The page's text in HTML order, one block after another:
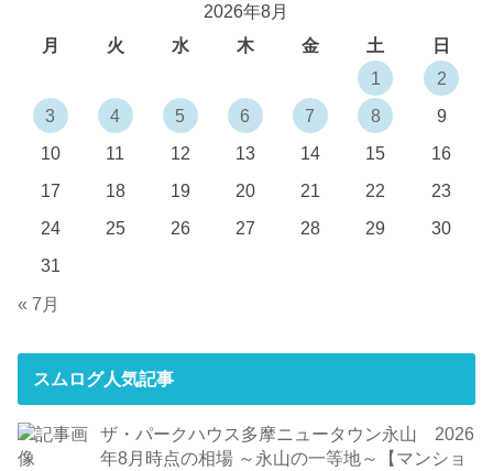
2026年8月
月
火 水 木 金 土
日
1
2
3
4 5 6 7 8
9
10
11 12 13 14 15
16
17
18 19 20 21 22
23
24
25 26 27 28 29
30
31
« 7月
スムログ人気記事
ザ・パークハウス多摩ニュータウン永山 2026
年8月時点の相場 ～永山の一等地～【マンショ